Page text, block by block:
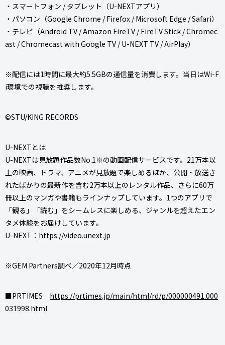
・スマートフォン / タブレット（U-NEXTアプリ）
・パソコン（Google Chrome / Firefox / Microsoft Edge / Safari）
・テレビ（Android TV / Amazon FireTV / FireTV Stick / Chromec
ast / Chromecast with Google TV / U-NEXT TV / AirPlay）
※配信には1時間に最大約5.5GBの通信量を消費します。当日はWi-F
i環境での視聴を推奨します。
©STU/KING RECORDS
U-NEXTとは
U-NEXTは見放題作品数No.1※の動画配信サービスです。21万本以
上の映画、ドラマ、アニメが見放題で楽しめるほか、公開・放送さ
れたばかりの最新作を含む2万本以上のレンタル作品、さらに60万
冊以上のマンガや書籍もラインナップしています。1つのアプリで
「観る」「読む」をシームレスに楽しめる、ジャンルを超えたエン
タメ体験をお届けしています。
U-NEXT： https://video.unext.jp
※GEM Partners調べ／2020年12月時点
■PRTIMES https://prtimes.jp/main/html/rd/p/000000491.000
031998.html